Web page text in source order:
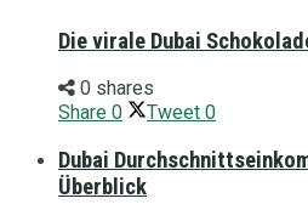
Die virale Dubai
0 shares
Share 0 Tweet 0
Dubai
Überblick